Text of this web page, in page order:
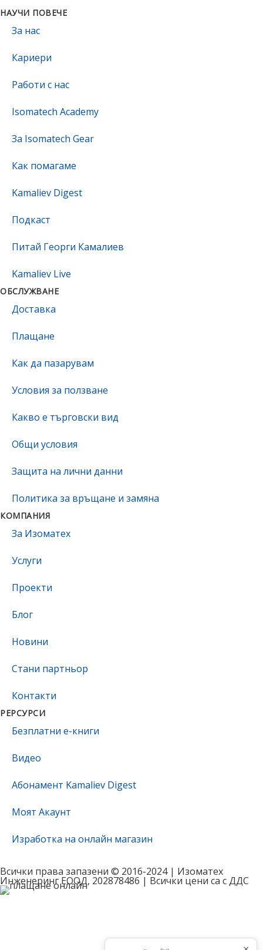
НАУЧИ ПОВЕЧЕ
За нас
Кариери
Работи с нас
Isomatech Academy
За Isomatech Gear
Как помагаме
Kamaliev Digest
Подкаст
Питай Георги Камалиев
Kamaliev Live
ОБСЛУЖВАНЕ
Доставка
Плащане
Как да пазарувам
Условия за ползване
Какво е търговски вид
Oбщи условия
Защита на лични данни
Политика за връщане и замяна
КОМПАНИЯ
За Изоматех
Услуги
Проекти
Блог
Новини
Стани партньор
Контакти
РЕРСУРСИ
Безплатни е-книги
Видео
Абонамент Kamaliev Digest
Моят Акаунт
Изработка на онлайн магазин
Всички права запазени © 2016-2024 | Изоматех
Инженеринг ЕООД, 202878486 | Всички цени са с ДДС